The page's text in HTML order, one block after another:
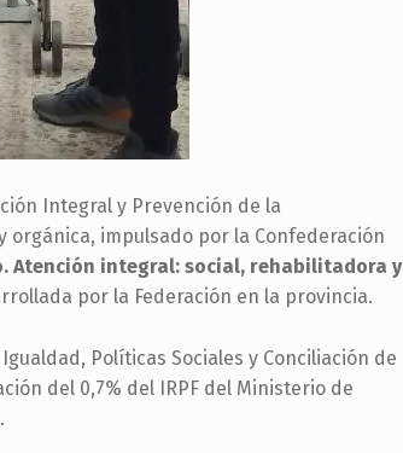
Integral y Prevención de la
orgánica, impulsado por la Confederación
Atención integral: social, rehabilitadora y
por la Federación en la provincia.
Políticas Sociales y Conciliación de
del 0,7% del IRPF del Ministerio de